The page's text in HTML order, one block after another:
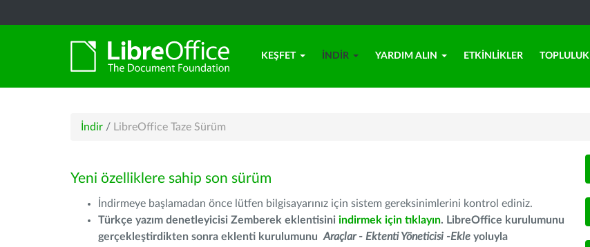
KEŞFET İNDIR YARDIM ALIN ETKINLIKLER TOPLULUK
İndir / LibreOffice Taze Sürüm
Yeni özelliklere sahip son sürüm
İndirmeye başlamadan önce lütfen bilgisayarınız için sistem gereksinimlerini kontrol ediniz.
Türkçe yazım denetleyicisi Zemberek eklentisini indirmek için tıklayın. LibreOffice kurulumunu
gerçekleştirdikten sonra eklenti kurulumunu Araçlar - Ektenti Yöneticisi -Ekle yoluyla